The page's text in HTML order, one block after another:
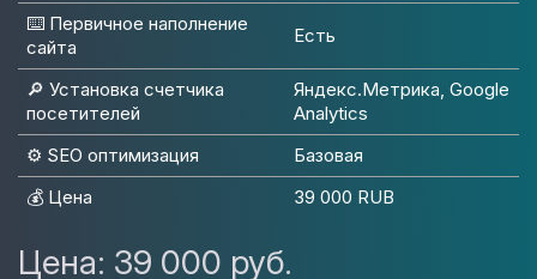
⌨️ Первичное наполнение
сайта
Есть
🔎 Установка счетчика
посетителей
Яндекс.Метрика, Google
Analytics
⚙️ SEO оптимизация
Базовая
💰 Цена
39 000 RUB
Цена: 39 000 руб.